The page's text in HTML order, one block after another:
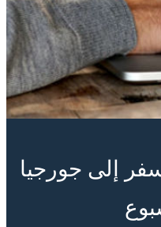
إلى جورجيا